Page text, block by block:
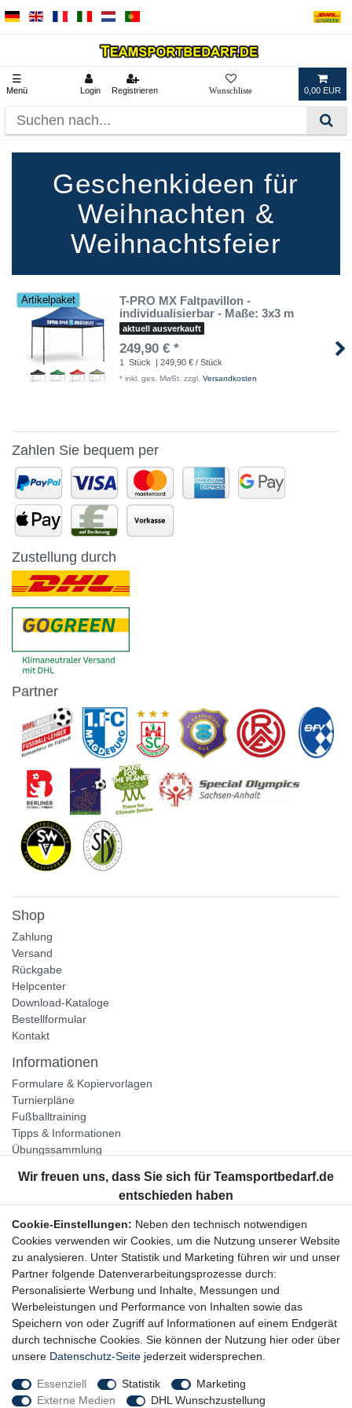
☰
Menü Login Registrieren 0,00 EUR
Geschenkideen für
Weihnachten &
Weihnachtsfeier
Artikelpaket
T-PRO MX Faltpavillon -
individualisierbar - Maße: 3x3 m
aktuell ausverkauft
249,90 € *
1 Stück | 249,90 € / Stück
* inkl. ges. MwSt. zzgl. Versandkosten
Zahlen Sie bequem per
Zustellung durch
Partner
Shop
Zahlung
Versand
Rückgabe
Helpcenter
Download-Kataloge
Bestellformular
Kontakt
Informationen
Formulare & Kopiervorlagen
Turnierpläne
Fußballtraining
Tipps & Informationen
Übungssammlung
Unternehmen
Widerrufsrecht
Bestellung widerrufen
Datenschutzerklärung
AGB
Impressum
Newsletter
Newsletter-Anmeldung
Cookie-Einstellungen: Neben den technisch notwendigen
Cookies verwenden wir Cookies, um die Nutzung unserer Website
zu analysieren. Unter Statistik und Marketing führen wir und unser
Partner folgende Datenverarbeitungsprozesse durch:
Personalisierte Werbung und Inhalte, Messungen und
Werbeleistungen und Performance von Inhalten sowie das
Speichern von oder Zugriff auf Informationen auf einem Endgerät
durch technische Cookies. Sie können der Nutzung hier oder über
unsere Datenschutz-Seite jederzeit widersprechen.
Essenziell Statistik
Marketing
Externe Medien
DHL Wunschzustellung